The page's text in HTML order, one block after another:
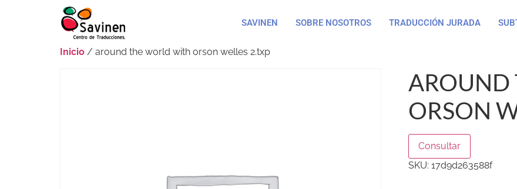
SAVINEN SOBRE NOSOTROS TRADUCCIÓN JURADA
Inicio / around the world with orson welles 2.txp
AROUND
ORSON
Consultar
SKU: 17d9d263588f